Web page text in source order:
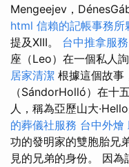
Mengeejev，
html 信賴的記帳事務所
提及XIII。 台中推拿服務
座（Leo）在一個私人
居家清潔 根據這個故事
（SándorHolló）在十
人，稱為亞歷山大
的葬儀社服務 台中外燴
功的發明家的雙胞胎兄
見的兄弟的身份。 因